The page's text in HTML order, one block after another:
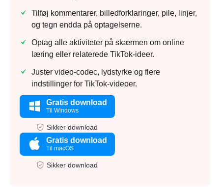
Tilføj kommentarer, billedforklaringer, pile, linjer,
og tegn endda på optagelserne.
Optag alle aktiviteter på skærmen om online
læring eller relaterede TikTok-ideer.
Juster video-codec, lydstyrke og flere
indstillinger for TikTok-videoer.
Gratis download
Til Windows
Sikker download
Gratis download
Til macOS
Sikker download